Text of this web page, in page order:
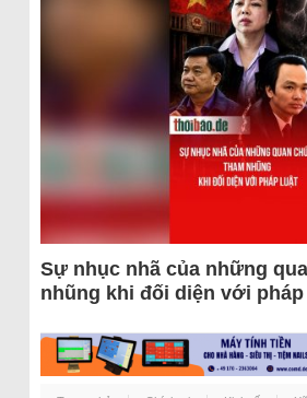
Sự nhục nhã của những
nhũng khi đối diện với